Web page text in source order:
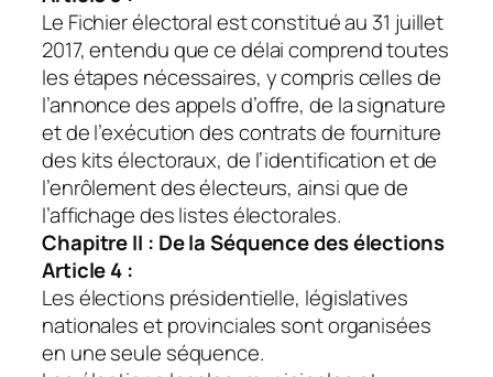
Le Fichier électoral est constitué au 31 juillet
2017, entendu que ce délai comprend toutes
les étapes nécessaires, y compris celles de
l’annonce des appels d’offre, de la signature
et de l’exécution des contrats de fourniture
des kits électoraux, de l’identification et de
l’enrôlement des électeurs, ainsi que de
l’affichage des listes électorales.
Chapitre II : De la Séquence des élections
Article 4 :
Les élections présidentielle, législatives
nationales et provinciales sont organisées
en une seule séquence.